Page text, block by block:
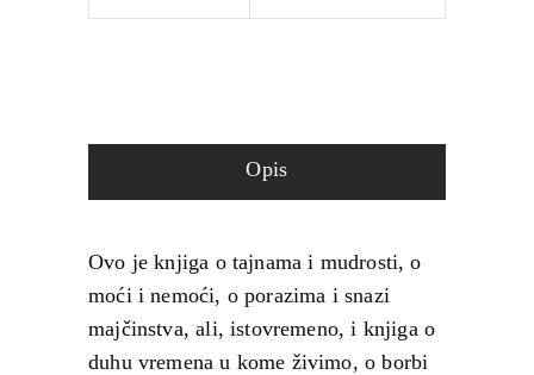
Opis
Ovo je knjiga o tajnama i mudrosti, o
moći i nemoći, o porazima i snazi
majčinstva, ali, istovremeno, i knjiga o
duhu vremena u kome živimo, o borbi